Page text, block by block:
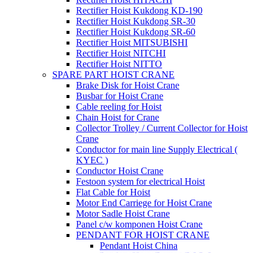
Rectifier Hoist Kukdong KD-190
Rectifier Hoist Kukdong SR-30
Rectifier Hoist Kukdong SR-60
Rectifier Hoist MITSUBISHI
Rectifier Hoist NITCHI
Rectifier Hoist NITTO
SPARE PART HOIST CRANE
Brake Disk for Hoist Crane
Busbar for Hoist Crane
Cable reeling for Hoist
Chain Hoist for Crane
Collector Trolley / Current Collector for Hoist
Crane
Conductor for main line Supply Electrical (
KYEC )
Conductor Hoist Crane
Festoon system for electrical Hoist
Flat Cable for Hoist
Motor End Carriege for Hoist Crane
Motor Sadle Hoist Crane
Panel c/w komponen Hoist Crane
PENDANT FOR HOIST CRANE
Pendant Hoist China